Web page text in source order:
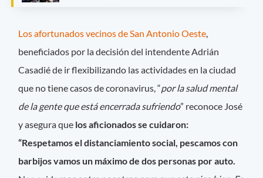
Los afortunados vecinos de San Antonio Oeste,
beneficiados por la decisión del intendente Adrián
Casadié de ir flexibilizando las actividades en la ciudad
que no tiene casos de coronavirus, “por la salud mental
de la gente que está encerrada sufriendo” reconoce José
y asegura que los aficionados se cuidaron:
“Respetamos el distanciamiento social, pescamos con
barbijos vamos un máximo de dos personas por auto.